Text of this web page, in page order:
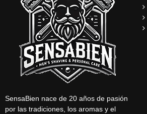
SensaBien nace de 20 años de pasión
por las tradiciones, los aromas y el